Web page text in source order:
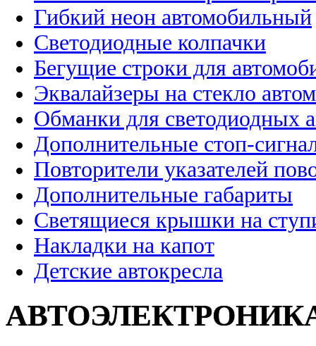
Гибкий неон автомобильный
Светодиодные колпачки
Бегущие строки для
Эквалайзеры на стекло
Обманки для светодиодных
Дополнительные стоп-
Повторители указателей
Дополнительные габариты
Светящиеся крышки на
Накладки на капот
Детские автокресла